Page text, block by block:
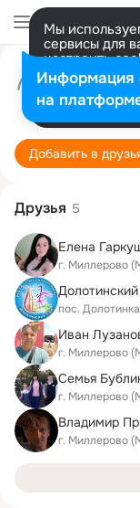
Мы
сервисы для
настроить
Разрешить
ООО
6
Добавить в
Друзья 5
Елена
г. Миллерово
пос.
Иван
г. Миллерово
Семья
г. Миллерово
Владимир
г. Миллерово
Информация
на